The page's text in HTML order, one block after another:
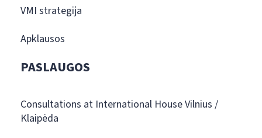
VMI strategija
Apklausos
PASLAUGOS
Consultations at International House Vilnius /
Klaipėda